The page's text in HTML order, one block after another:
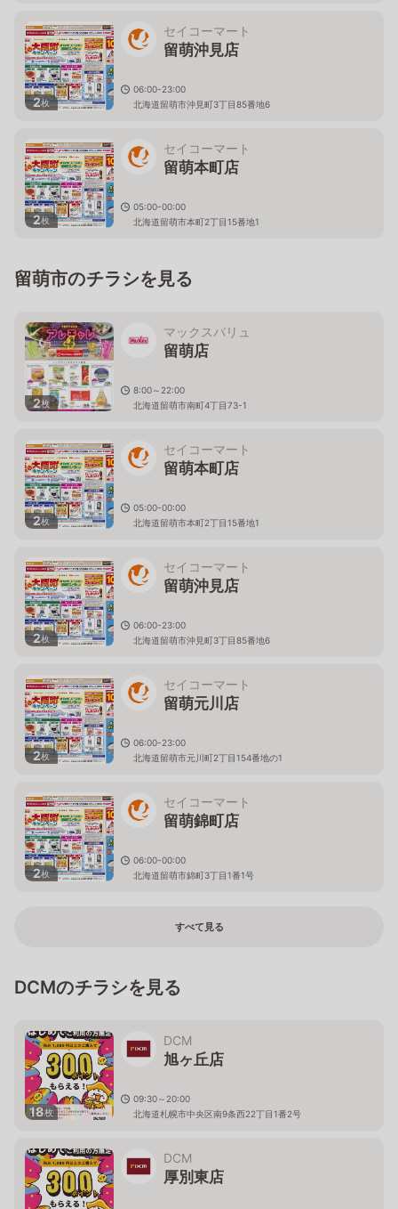
2枚
セイコーマート
留萌沖見店
06:00-23:00
北海道留萌市沖見町3丁目85番地6
2枚
セイコーマート
留萌本町店
05:00-00:00
北海道留萌市本町2丁目15番地1
留萌市のチラシを見る
2枚
マックスバリュ
留萌店
8:00～22:00
北海道留萌市南町4丁目73-1
2枚
セイコーマート
留萌本町店
05:00-00:00
北海道留萌市本町2丁目15番地1
2枚
セイコーマート
留萌沖見店
06:00-23:00
北海道留萌市沖見町3丁目85番地6
2枚
セイコーマート
留萌元川店
06:00-23:00
北海道留萌市元川町2丁目154番地の1
2枚
セイコーマート
留萌錦町店
06:00-00:00
北海道留萌市錦町3丁目1番1号
すべて見る
DCMのチラシを見る
18枚
DCM
旭ヶ丘店
09:30～20:00
北海道札幌市中央区南9条西22丁目1番2号
DCM
厚別東店